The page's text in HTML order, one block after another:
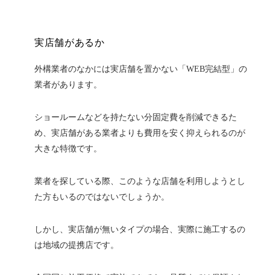
実店舗があるか
外構業者のなかには実店舗を置かない「WEB完結型」の
業者があります。
ショールームなどを持たない分固定費を削減できるた
め、実店舗がある業者よりも費用を安く抑えられるのが
大きな特徴です。
業者を探している際、このような店舗を利用しようとし
た方もいるのではないでしょうか。
しかし、実店舗が無いタイプの場合、実際に施工するの
は地域の提携店です。